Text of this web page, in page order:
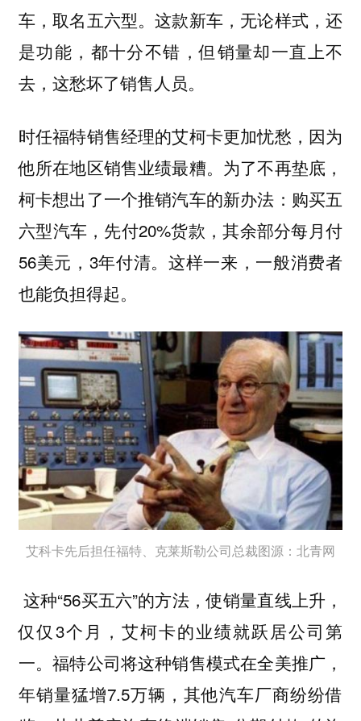
车，取名五六型。这款新车，无论样式，还
是功能，都十分不错，但销量却一直上不
去，这愁坏了销售人员。
时任福特销售经理的艾柯卡更加忧愁，因为
他所在地区销售业绩最糟。为了不再垫底，
柯卡想出了一个推销汽车的新办法：购买五
六型汽车，先付20%货款，其余部分每月付
56美元，3年付清。这样一来，一般消费者
也能负担得起。
艾科卡先后担任福特、克莱斯勒公司总裁图源：北青网
这种“56买五六”的方法，使销量直线上升，
仅仅3个月，艾柯卡的业绩就跃居公司第
一。福特公司将这种销售模式在全美推广，
年销量猛增7.5万辆，其他汽车厂商纷纷借